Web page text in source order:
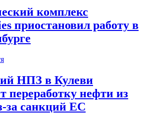
комплекс
приостановил работу в
НПЗ в Кулеви
переработку нефти из
за санкций ЕС